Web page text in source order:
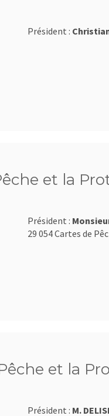
Président :
et la
Président :
29 054 Cartes de
et la
Président : M.